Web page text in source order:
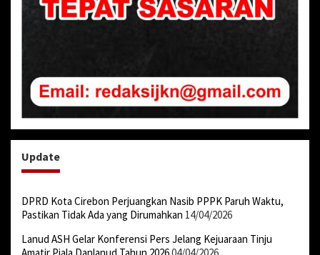
Update
DPRD Kota Cirebon Perjuangkan Nasib PPPK Paruh Waktu,
Pastikan Tidak Ada yang Dirumahkan 14/04/2026
Lanud ASH Gelar Konferensi Pers Jelang Kejuaraan Tinju
Amatir Piala Danlanud Tahun 202604/04/2026